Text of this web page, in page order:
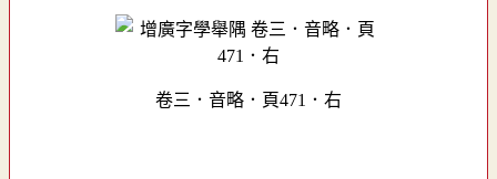
卷三．音略．頁471．右